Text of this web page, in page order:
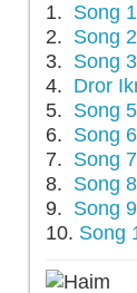
1. Song 1
2. Song 2
3. Song 3
4. Dror
5. Song 5
6. Song 6
7. Song 7
8. Song 8
9. Song 9
10. Song